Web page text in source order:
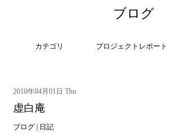
ブログ
カテゴリ プロジェクトレポート
2010年04月01日 Thu
虚白庵
ブログ 日記